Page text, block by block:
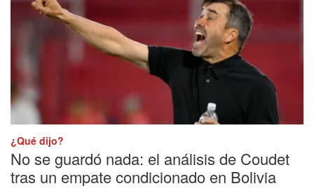
¿Qué dijo?
No se guardó nada: el análisis de Coudet
tras un empate condicionado en Bolivia